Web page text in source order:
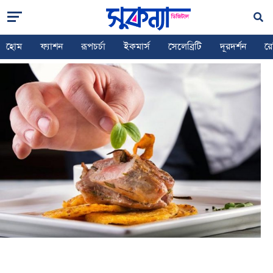
হোম ফ্যাশন রূপচর্চা ইকমার্স সেলেব্রিটি দূরদর্শন
HOME RECIPE ৪ মাস্টারশেফের চিকেন রেসিপি